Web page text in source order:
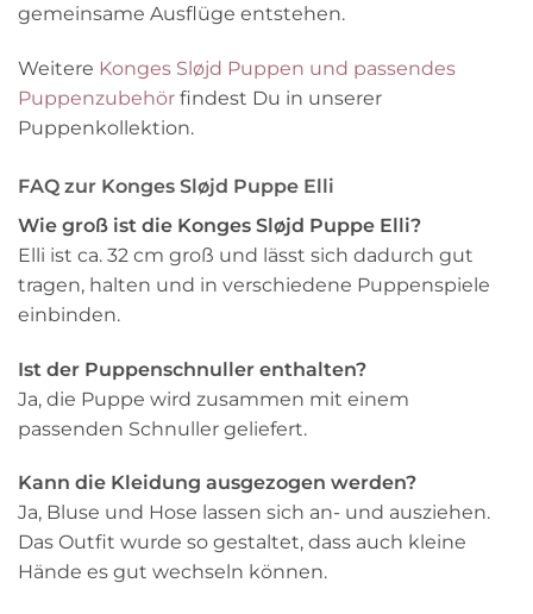
gemeinsame Ausflüge entstehen.
Weitere Konges Sløjd Puppen und passendes
Puppenzubehör findest Du in unserer
Puppenkollektion.
FAQ zur Konges Sløjd Puppe Elli
Wie groß ist die Konges Sløjd Puppe Elli?
Elli ist ca. 32 cm groß und lässt sich dadurch gut
tragen, halten und in verschiedene Puppenspiele
einbinden.
Ist der Puppenschnuller enthalten?
Ja, die Puppe wird zusammen mit einem
passenden Schnuller geliefert.
Kann die Kleidung ausgezogen werden?
Ja, Bluse und Hose lassen sich an- und ausziehen.
Das Outfit wurde so gestaltet, dass auch kleine
Hände es gut wechseln können.